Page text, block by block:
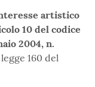
artistico
10 del codice
2004, n.
160 del